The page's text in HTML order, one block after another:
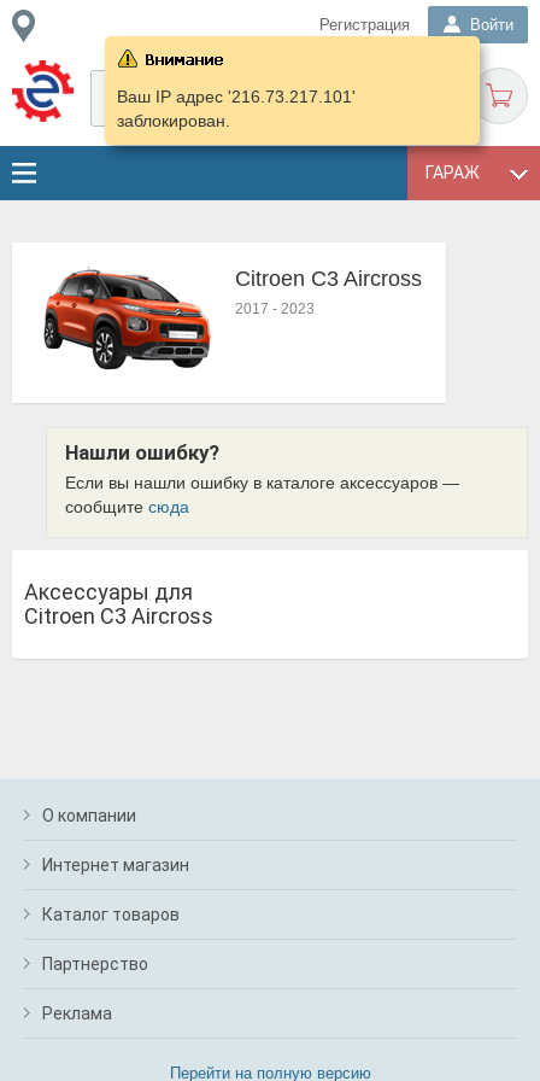
Регистрация Войти
ГАРАЖ
Ваш IP адрес '216.73.217.101'
заблокирован.
Citroen C3 Aircross
2017 - 2023
Нашли ошибку?
Если вы нашли ошибку в каталоге аксессуаров —
сообщите сюда
Аксессуары для
Citroen C3 Aircross
О компании
Интернет магазин
Каталог товаров
Партнерство
Реклама
Перейти на полную версию